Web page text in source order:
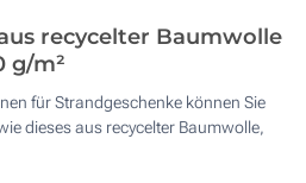
recycelter Baumwolle
g/m²
für Strandgeschenke können Sie
dieses aus recycelter Baumwolle,